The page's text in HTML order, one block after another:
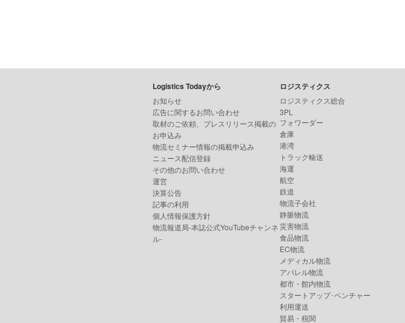
Logistics Todayから
お知らせ
広告に関するお問い合わせ
取材のご依頼、プレスリリース掲載の
お申込み
物流セミナー情報の掲載申込み
ニュース配信登録
その他のお問い合わせ
運営
決算公告
記事の利用
個人情報保護方針
物流報道局-本誌公式YouTubeチャンネ
ル-
ロジスティクス
ロジスティクス総合
3PL
フォワーダー
倉庫
港湾
トラック輸送
海運
航空
鉄道
物流子会社
静脈物流
災害物流
食品物流
EC物流
メディカル物流
アパレル物流
都市・館内物流
スタートアップ･ベンチャー
利用運送
貿易・税関